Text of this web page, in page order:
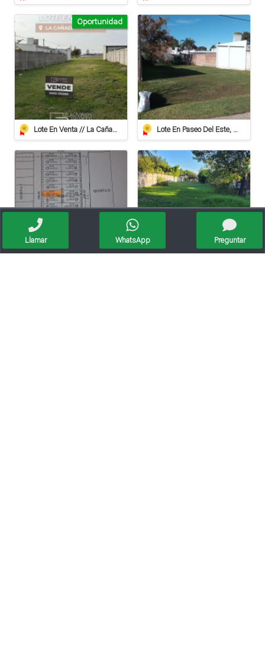
Lote En Venta // La Cañada
Oportunidad
Lote En Paseo Del Este, Entorno Residencial.
Llamar WhatsApp Preguntar